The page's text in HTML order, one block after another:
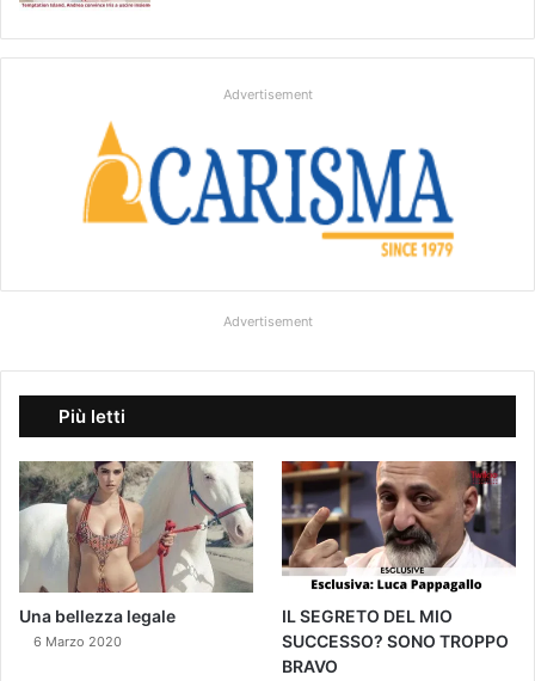
Advertisement
Advertisement
Più letti
Una bellezza legale
6 Marzo 2020
IL SEGRETO DEL MIO
SUCCESSO? SONO TROPPO
BRAVO